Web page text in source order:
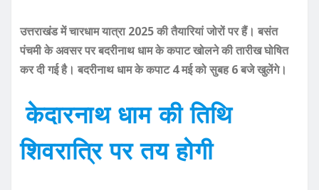
उत्तराखंड में चारधाम यात्रा 2025 की तैयारियां जोरों पर हैं। बसंत
पंचमी के अवसर पर बदरीनाथ धाम के कपाट खोलने की तारीख घोषित
कर दी गई है। बदरीनाथ धाम के कपाट 4 मई को सुबह 6 बजे खुलेंगे।
केदारनाथ धाम की तिथि
शिवरात्रि पर तय होगी